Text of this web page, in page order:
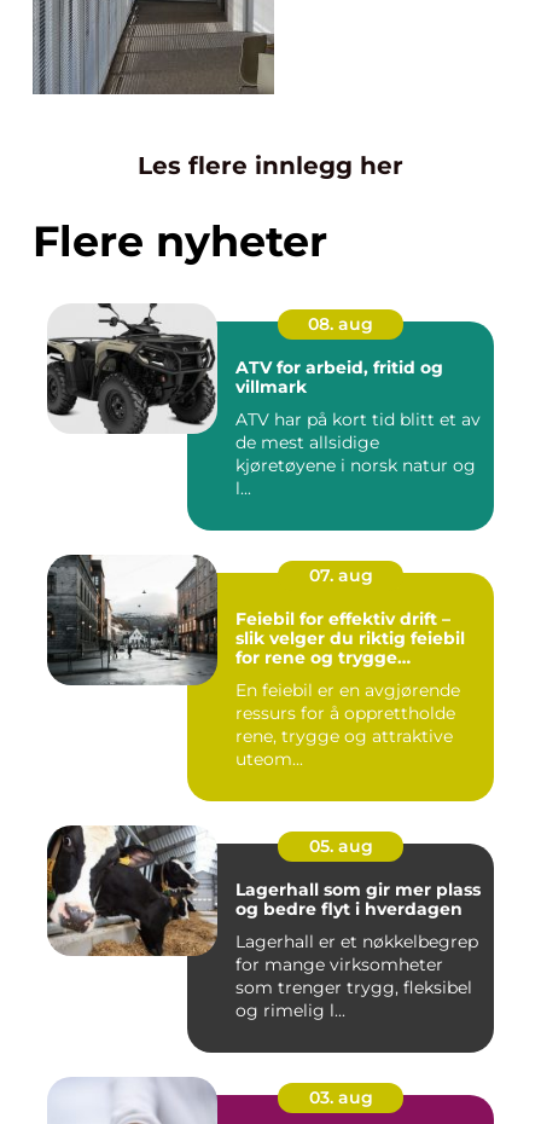
Les flere innlegg her
Flere nyheter
08. aug
ATV for arbeid, fritid og
villmark
ATV har på kort tid blitt et av
de mest allsidige
kjøretøyene i norsk natur og
l...
07. aug
Feiebil for effektiv drift –
slik velger du riktig feiebil
for rene og trygge
En feiebil er en avgjørende
ressurs for å opprettholde
rene, trygge og attraktive
uteom...
05. aug
Lagerhall som gir mer plass
og bedre flyt i hverdagen
Lagerhall er et nøkkelbegrep
for mange virksomheter
som trenger trygg, fleksibel
og rimelig l...
03. aug